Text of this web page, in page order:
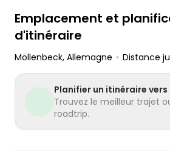
Emplacement et
d'itinéraire
Möllenbeck, Allemagne • Distance
Planifier un itinéraire vers
Trouvez le meilleur trajet
roadtrip.